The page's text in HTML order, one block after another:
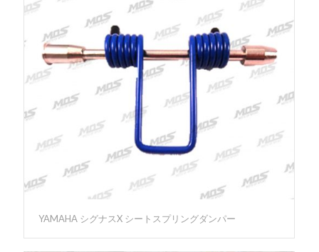
YAMAHA シグナスX シートスプリングダンパー